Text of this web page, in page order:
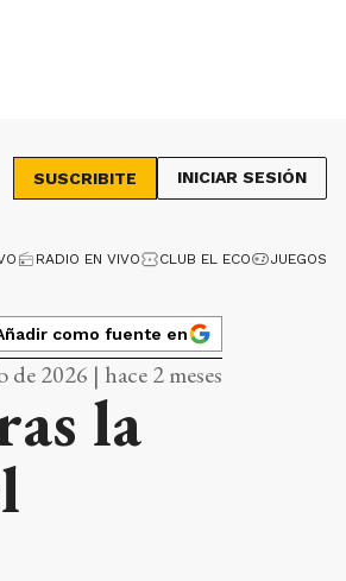
SUSCRIBITE INICIAR SESIÓN
RADIO EN VIVO CLUB EL ECO JUEGOS
como fuente en
de 2026 | hace 2 meses
la